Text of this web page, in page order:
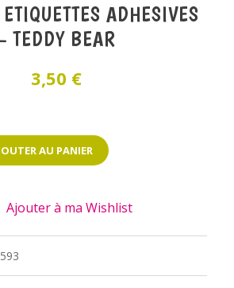
ADHESIVES
TEDDY BEAR
3,50 €
AU PANIER
Ajouter à ma Wishlist